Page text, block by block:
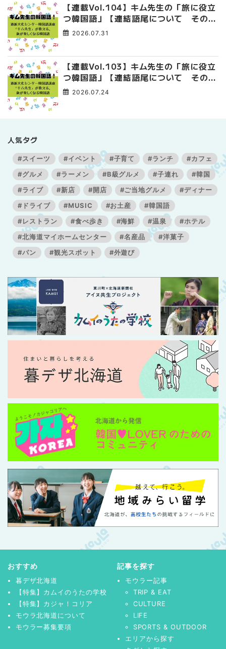
【連載Vol.104】キム先生の「旅に役立
つ韓国語」【連結語尾について その
4】2026.07.31
【連載Vol.103】キム先生の「旅に役立
つ韓国語」【連結語尾について その
3】2026.07.24
人気タグ
#スイーツ #イベント #子育て #ランチ
#カフェ
#グルメ
#ラーメン #B級グルメ #子連れ
#韓国
#ライブ
#新店 #開店 #ご当地グルメ
#ディナー
#ドライブ
#MUSIC #お土産
#韓国語
#レストラン
#食べ歩き #海鮮 #温泉
#ホテル
#北海道マイホームセンター
#名産品
#洋菓子
#パン
#観光スポット #外遊び
おすすめ
暮デザ北海道
【特集】カムイのうたの学校
【特集】カジャ！コリア
モウラ北海道について
モウラー募集要項
記事を探す
モウラー記事
TRIP & EAT
CULTURE
LIFE
SPORTS & OUTDOOR
エリアから探す